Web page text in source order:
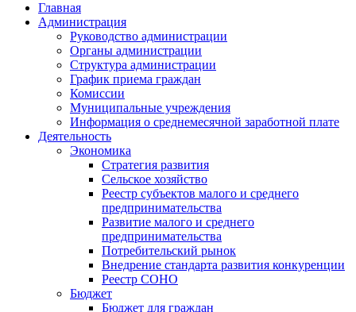
Главная
Администрация
Руководство администрации
Органы администрации
Структура администрации
График приема граждан
Комиссии
Муниципальные учреждения
Информация о среднемесячной заработной плате
Деятельность
Экономика
Стратегия развития
Сельское хозяйство
Реестр субъектов малого и среднего
предпринимательства
Развитие малого и среднего
предпринимательства
Потребительский рынок
Внедрение стандарта развития конкуренции
Реестр СОНО
Бюджет
Бюджет для граждан